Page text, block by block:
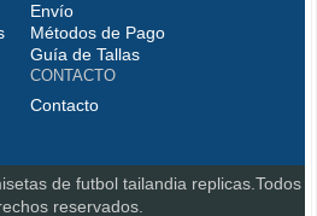
etc.
: Chelsea , Manchester City,
Liverpool, etc.
Munich, Borussia Dortmund, etc.
de futbol tailandia replicas
Envío
Métodos de Pago
Guía de Tallas
CONTACTO
Contacto
de futbol tailandia replicas.Todos
reservados.